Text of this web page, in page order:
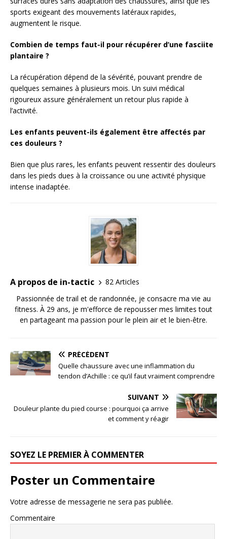
sports exigeant des mouvements latéraux rapides,
augmentent le risque.
Combien de temps faut-il pour récupérer d’une fasciite
plantaire ?
La récupération dépend de la sévérité, pouvant prendre de
quelques semaines à plusieurs mois. Un suivi médical
rigoureux assure généralement un retour plus rapide à
l’activité.
Les enfants peuvent-ils également être affectés par
ces douleurs ?
Bien que plus rares, les enfants peuvent ressentir des douleurs
dans les pieds dues à la croissance ou une activité physique
intense inadaptée.
A propos de in-tactic
82 Articles
Passionnée de trail et de randonnée, je consacre ma vie au
fitness. À 29 ans, je m'efforce de repousser mes limites tout
en partageant ma passion pour le plein air et le bien-être.
PRÉCÉDENT
Quelle chaussure avec une inflammation du
tendon d’Achille : ce qu’il faut vraiment comprendre
SUIVANT
Douleur plante du pied course : pourquoi ça arrive
et comment y réagir
SOYEZ LE PREMIER À COMMENTER
Poster un Commentaire
Votre adresse de messagerie ne sera pas publiée.
Commentaire